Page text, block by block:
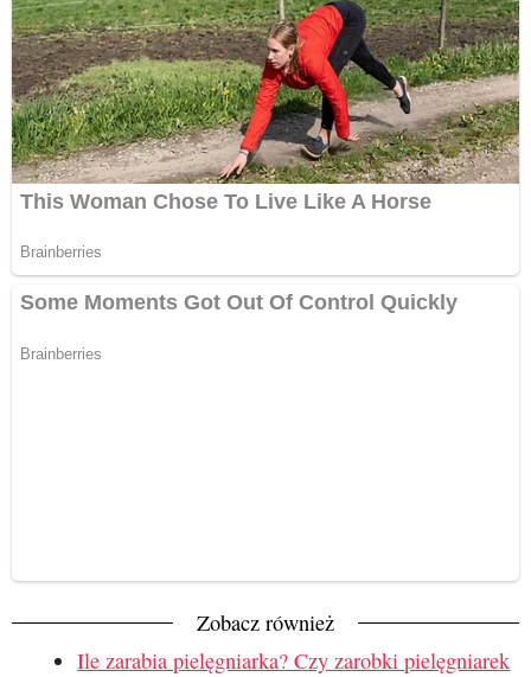
Zobacz również
Ile zarabia pielęgniarka? Czy zarobki pielęgniarek